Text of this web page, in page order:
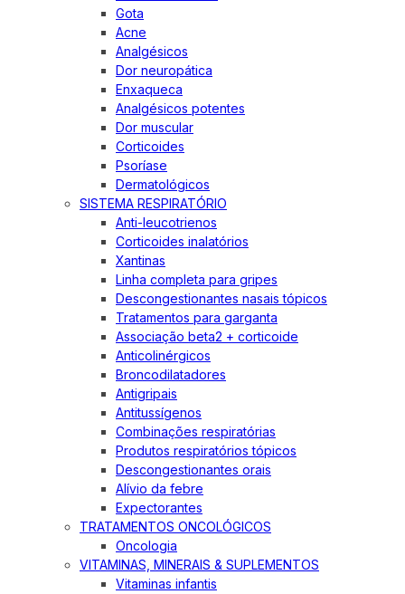
Gota
Acne
Analgésicos
Dor neuropática
Enxaqueca
Analgésicos potentes
Dor muscular
Corticoides
Psoríase
Dermatológicos
SISTEMA RESPIRATÓRIO
Anti-leucotrienos
Corticoides inalatórios
Xantinas
Linha completa para gripes
Descongestionantes nasais tópicos
Tratamentos para garganta
Associação beta2 + corticoide
Anticolinérgicos
Broncodilatadores
Antigripais
Antitussígenos
Combinações respiratórias
Produtos respiratórios tópicos
Descongestionantes orais
Alívio da febre
Expectorantes
TRATAMENTOS ONCOLÓGICOS
Oncologia
VITAMINAS, MINERAIS & SUPLEMENTOS
Vitaminas infantis